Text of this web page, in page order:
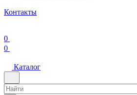
Контакты
0
0
Каталог